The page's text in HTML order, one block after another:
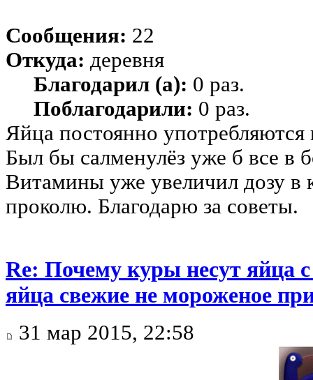
Сообщения: 22
Откуда: деревня
Благодарил (а): 0 раз.
Поблагодарили: 0 раз.
Яйца постоянно
Был бы салменулёз уже б все в
Витамины уже увеличил дозу в
проколю. Благодарю за советы.
Re: Почему куры несут яйца
яйца свежие не мороженое
31 мар 2015, 22:58